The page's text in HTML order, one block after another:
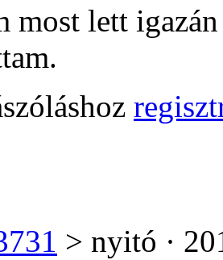
most lett
> nyitó ·